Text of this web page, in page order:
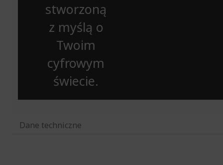
stworzoną
z myślą o
Twoim
cyfrowym
świecie.
Dane techniczne